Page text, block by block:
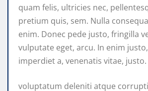
quam felis, ultricies nec,
pretium quis, sem. Nulla
enim. Donec pede justo, fringilla
vulputate eget, arcu. In enim
imperdiet a, venenatis vitae, justo.
voluptatum deleniti atque